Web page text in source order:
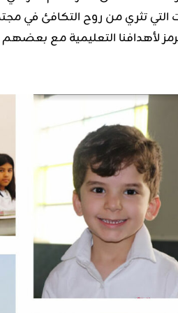
تثري من روح التكافئ في
لأهدافنا التعليمية مع